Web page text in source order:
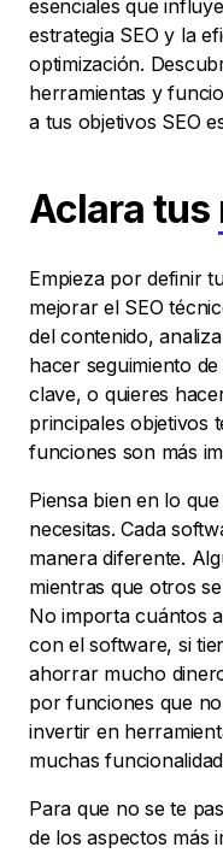
esenciales que
estrategia SEO y la
optimización.
herramientas y
a tus objetivos SEO
Aclara tus
Empieza por definir
mejorar el SEO
del contenido,
hacer seguimiento
clave, o quieres
principales objetivos
funciones son más
Piensa bien en lo
necesitas. Cada
manera diferente.
mientras que otros
No importa cuántos
con el software, si
ahorrar mucho
por funciones que
invertir en
muchas
Para que no se te
de los aspectos más